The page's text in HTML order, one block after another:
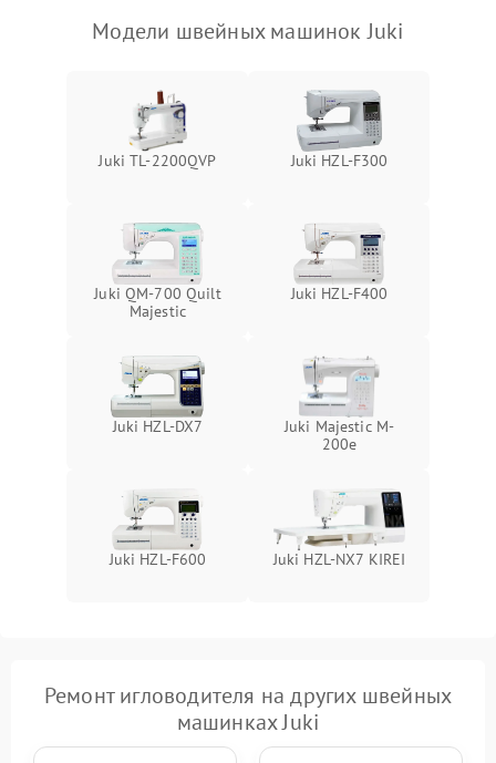
Модели швейных машинок Juki
Juki TL-2200QVP Juki HZL-F300
Juki QM-700 Quilt
Majestic
Juki HZL-F400
Juki HZL-DX7
Juki Majestic M-
200e
Juki HZL-F600 Juki HZL-NX7 KIREI
Ремонт игловодителя на других швейных
машинках Juki